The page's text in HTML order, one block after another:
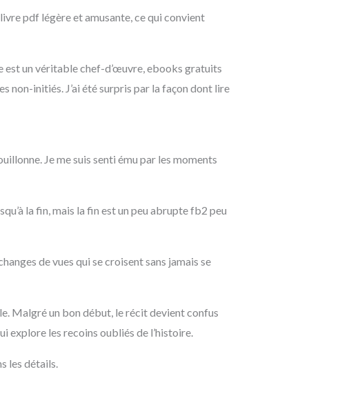
pdf légère et amusante, ce qui convient
est un véritable chef-d’œuvre, ebooks gratuits
non-initiés. J’ai été surpris par la façon dont lire
Je me suis senti ému par les moments
la fin, mais la fin est un peu abrupte fb2 peu
de vues qui se croisent sans jamais se
Malgré un bon début, le récit devient confus
explore les recoins oubliés de l’histoire.
les détails.